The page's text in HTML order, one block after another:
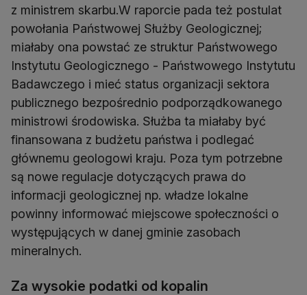
z ministrem skarbu.W raporcie pada też postulat
powołania Państwowej Służby Geologicznej;
miałaby ona powstać ze struktur Państwowego
Instytutu Geologicznego - Państwowego Instytutu
Badawczego i mieć status organizacji sektora
publicznego bezpośrednio podporządkowanego
ministrowi środowiska. Służba ta miałaby być
finansowana z budżetu państwa i podlegać
głównemu geologowi kraju. Poza tym potrzebne
są nowe regulacje dotyczących prawa do
informacji geologicznej np. władze lokalne
powinny informować miejscowe społeczności o
występujących w danej gminie zasobach
mineralnych.
Za wysokie podatki od kopalin